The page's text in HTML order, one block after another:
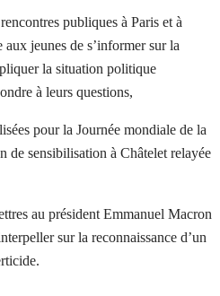
publiques à Paris et à
jeunes de s’informer sur la
la situation politique
à leurs questions,
pour la Journée mondiale de la
de sensibilisation à Châtelet relayée
au président Emmanuel Macron
sur la reconnaissance d’un